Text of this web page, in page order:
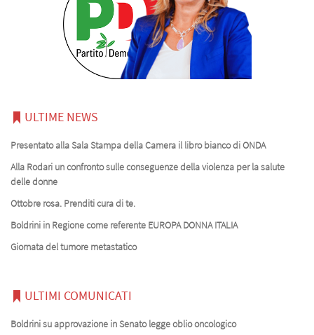
ULTIME NEWS
Presentato alla Sala Stampa della Camera il libro bianco di ONDA
Alla Rodari un confronto sulle conseguenze della violenza per la salute
delle donne
Ottobre rosa. Prenditi cura di te.
Boldrini in Regione come referente EUROPA DONNA ITALIA
Giornata del tumore metastatico
ULTIMI COMUNICATI
Boldrini su approvazione in Senato legge oblio oncologico